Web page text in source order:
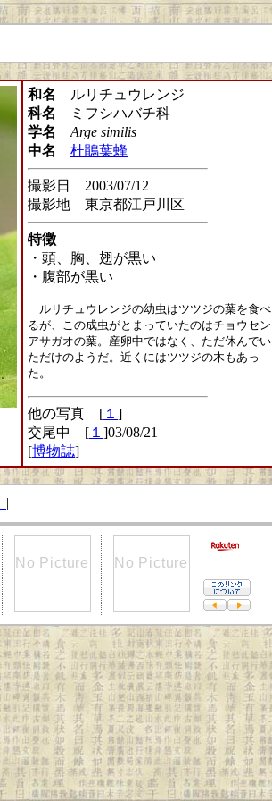
和名
ルリチュウレンジ
科名
ミフシハバチ科
学名
Arge similis
中名
杜鵑葉蜂
撮影日 2003/07/12
撮影地 東京都江戸川区
特徴
・頭、胸、翅が黒い
・腹部が黒い
ルリチュウレンジの幼虫はツツジの葉を食べ
るが、この成虫がとまっていたのはチョウセン
アサガオの葉。産卵中ではなく、ただ休んでい
ただけのようだ。近くにはツツジの木もあっ
た。
他の写真 [ １ ]
交尾中 [ １ ]03/08/21
[博物誌]
|